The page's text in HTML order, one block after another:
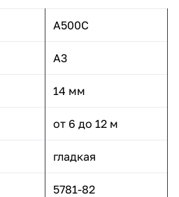
А500С
А3
14 мм
от 6 до 12 м
гладкая
5781-82